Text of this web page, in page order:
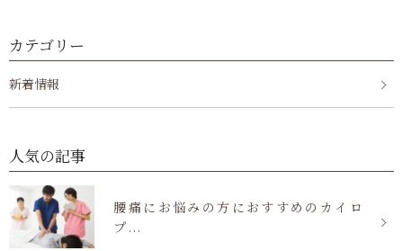
カテゴリー
新着情報
人気の記事
腰痛にお悩みの方におすすめのカイロ
プ...